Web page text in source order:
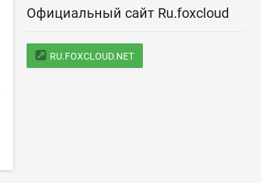
Официальный сайт Ru.foxcloud
RU.FOXCLOUD.NET